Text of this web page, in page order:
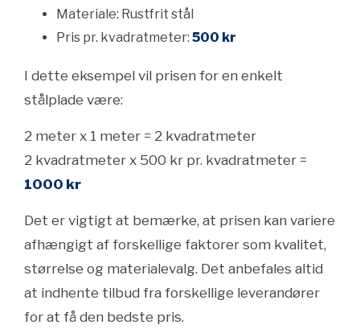
Materiale: Rustfrit stål
Pris pr. kvadratmeter: 500 kr
I dette eksempel vil prisen for en enkelt
stålplade være:
2 meter x 1 meter = 2 kvadratmeter
2 kvadratmeter x 500 kr pr. kvadratmeter =
1000 kr
Det er vigtigt at bemærke, at prisen kan variere
afhængigt af forskellige faktorer som kvalitet,
størrelse og materialevalg. Det anbefales altid
at indhente tilbud fra forskellige leverandører
for at få den bedste pris.